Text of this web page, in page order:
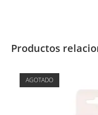
Productos
AGOTADO